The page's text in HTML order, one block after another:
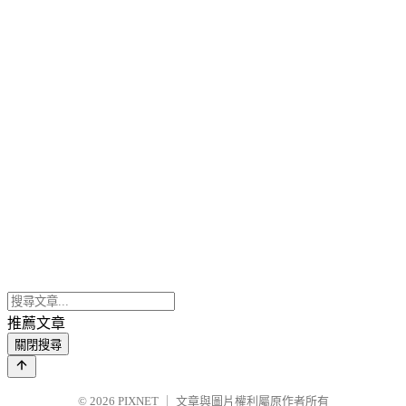
推薦文章
關閉搜尋
© 2026 PIXNET 文章與圖片權利屬原作者所有